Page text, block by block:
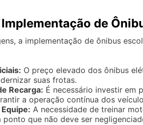
de
a implementação de ônibus
O preço elevado dos ônibus
suas frotas.
Recarga: É necessário investir em
a operação contínua dos
A necessidade de treinar
que não deve ser